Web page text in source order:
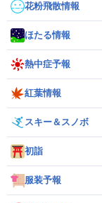
花粉飛散情報
ほたる情報
熱中症予報
紅葉情報
スキー＆スノボ
初詣
服装予報